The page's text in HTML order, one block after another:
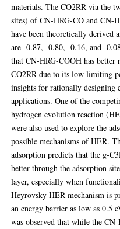
materials. The CO2RR via the
sites) of CN-HRG-CO and CN-
have been theoretically derived
are -0.87, -0.80, -0.16, and -
that CN-HRG-COOH has
CO2RR due to its low limiting
insights for rationally designing
applications. One of the
hydrogen evolution reaction
were also used to explore the
possible mechanisms of HER.
adsorption predicts that the g-
better through the adsorption
layer, especially when
Heyrovsky HER mechanism is
an energy barrier as low as 0.5
was observed that while the